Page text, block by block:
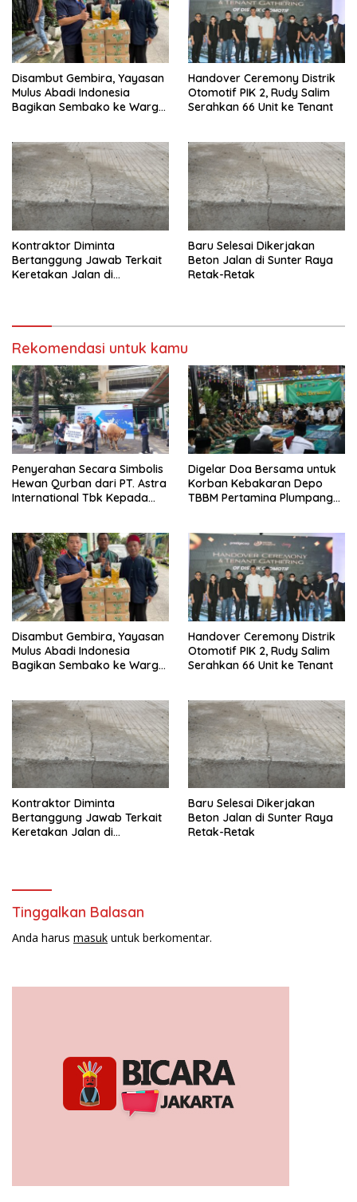
Disambut Gembira, Yayasan
Mulus Abadi Indonesia
Bagikan Sembako ke Warga
Handover Ceremony Distrik
Otomotif PIK 2, Rudy Salim
Serahkan 66 Unit ke Tenant
Kontraktor Diminta
Bertanggung Jawab Terkait
Keretakan Jalan di
Baru Selesai Dikerjakan
Beton Jalan di Sunter Raya
Retak-Retak
Rekomendasi untuk kamu
Penyerahan Secara Simbolis
Hewan Qurban dari PT. Astra
International Tbk Kepada
Digelar Doa Bersama untuk
Korban Kebakaran Depo
TBBM Pertamina Plumpang
Disambut Gembira, Yayasan
Mulus Abadi Indonesia
Bagikan Sembako ke Warga
Handover Ceremony Distrik
Otomotif PIK 2, Rudy Salim
Serahkan 66 Unit ke Tenant
Kontraktor Diminta
Bertanggung Jawab Terkait
Keretakan Jalan di
Baru Selesai Dikerjakan
Beton Jalan di Sunter Raya
Retak-Retak
Tinggalkan Balasan
Anda harus masuk untuk berkomentar.